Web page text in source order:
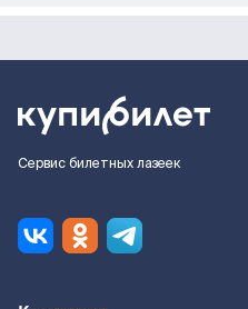
Сервис билетных лазеек